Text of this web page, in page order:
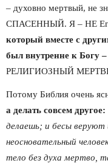
– духовно мертвый, не
СПАСЕННЫЙ. Я – НЕ
который вместе с
был внутренне к Богу
РЕЛИГИОЗНЫЙ
Потому Библия очень
а делать совсем другое:
делаешь; и бесы
неосновательный
тело без духа мертво,